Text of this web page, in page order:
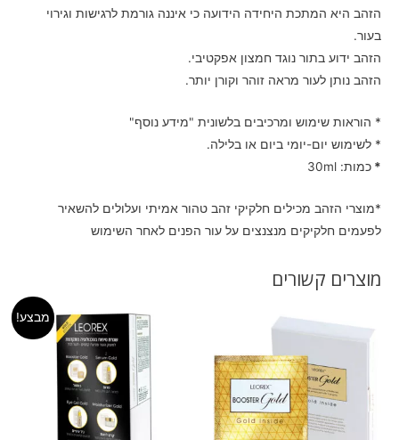
הזהב היא המתכת היחידה הידועה כי איננה גורמת לרגישות וגירוי
בעור.
הזהב ידוע בתור נוגד חמצון אפקטיבי.
הזהב נותן לעור מראה זוהר וקורן יותר.
* הוראות שימוש ומרכיבים בלשונית "מידע נוסף"
* לשימוש יום-יומי ביום או בלילה.
* כמות: 30ml
*מוצרי הזהב מכילים חלקיקי זהב טהור אמיתי ועלולים להשאיר
לפעמים חלקיקים מנצנצים על עור הפנים לאחר השימוש
מוצרים קשורים
מבצע!